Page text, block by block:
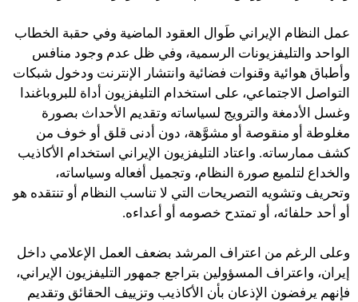
عمل النظام الإيراني طَوال العقود الماضية وفي حقبة الخطاب
الواحد والتليفزيونات الرسمية، وفي ظل عدم وجود منافس
وأطباق هوائية وقنوات فضائية وانتشار الإنترنت ودخول شبكات
التواصل الاجتماعي، على استخدام التليفزيون أداة للبروباغندا
وغسل الأدمغة والترويج لسياساته وتقديم الأحداث بصورة
مغلوطة أو منقوصة أو مشوَّهة، دون أدنى قلق أو خوف من
كشف ممارساته. واعتاد التليفزيون الإيراني استخدام الأكاذيب
والخداع لتلميع صورة النظام، وتجميل أفعاله وسياساته،
وتحريف وتشويه التصريحات التي لا تناسب النظام أو تنتقده هو
أو أحد حلفائه، أو تمتدح خصومه أو أعداءه.
وعلى الرغم من اعتراف المرشد بضعف العمل الإعلامي داخل
إيران، واعتراف المسؤولين بتراجع جمهور التليفزيون الإيراني،
فإنهم يرفضون الإذعان بأن الأكاذيب وتزييف الحقائق وتقديم